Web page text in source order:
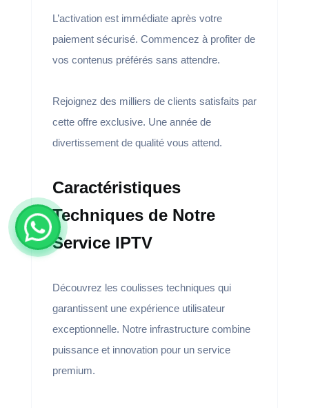
L’activation est immédiate après votre
paiement sécurisé. Commencez à profiter de
vos contenus préférés sans attendre.
Rejoignez des milliers de clients satisfaits par
cette offre exclusive. Une année de
divertissement de qualité vous attend.
Caractéristiques
Techniques de Notre
Service IPTV
Découvrez les coulisses techniques qui
garantissent une expérience utilisateur
exceptionnelle. Notre infrastructure combine
puissance et innovation pour un service
premium.